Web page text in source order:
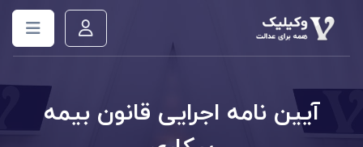
آیین نامه اجرایی قانون بیمه